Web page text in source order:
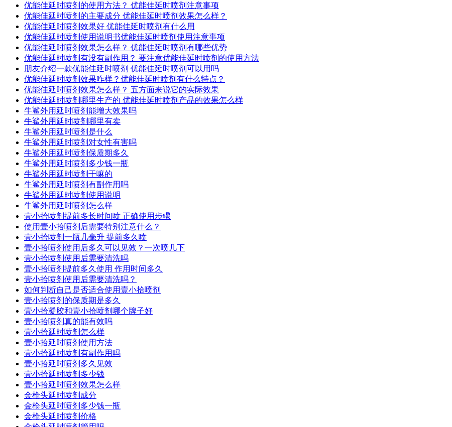
优能佳延时喷剂的使用方法？ 优能佳延时喷剂注意事项
优能佳延时喷剂的主要成分 优能佳延时喷剂效果怎么样？
优能佳延时喷剂效果好 优能佳延时喷剂有什么用
优能佳延时喷剂使用说明书优能佳延时喷剂使用注意事项
优能佳延时喷剂效果怎么样？ 优能佳延时喷剂有哪些优势
优能佳延时喷剂有没有副作用？ 要注意优能佳延时喷剂的使用方法
朋友介绍一款优能佳延时喷剂 优能佳延时喷剂可以用吗
优能佳延时喷剂效果咋样？优能佳延时喷剂有什么特点？
优能佳延时喷剂效果怎么样？ 五方面来说它的实际效果
优能佳延时喷剂哪里生产的 优能佳延时喷剂产品的效果怎么样
牛鲨外用延时喷剂能增大效果吗
牛鲨外用延时喷剂哪里有卖
牛鲨外用延时喷剂是什么
牛鲨外用延时喷剂对女性有害吗
牛鲨外用延时喷剂保质期多久
牛鲨外用延时喷剂多少钱一瓶
牛鲨外用延时喷剂干嘛的
牛鲨外用延时喷剂有副作用吗
牛鲨外用延时喷剂使用说明
牛鲨外用延时喷剂怎么样
壹小拾喷剂提前多长时间喷 正确使用步骤
使用壹小拾喷剂后需要特别注意什么？
壹小拾喷剂一瓶几毫升 提前多久喷
壹小拾喷剂使用后多久可以见效？一次喷几下
壹小拾喷剂使用后需要清洗吗
壹小拾喷剂提前多久使用 作用时间多久
壹小拾喷剂使用后需要清洗吗？
如何判断自己是否适合使用壹小拾喷剂
壹小拾喷剂的保质期是多久
壹小拾凝胶和壹小拾喷剂哪个牌子好
壹小拾喷剂真的能有效吗
壹小拾延时喷剂怎么样
壹小拾延时喷剂使用方法
壹小拾延时喷剂有副作用吗
壹小拾延时喷剂多久见效
壹小拾延时喷剂多少钱
壹小拾延时喷剂效果怎么样
金枪头延时喷剂成分
金枪头延时喷剂多少钱一瓶
金枪头延时喷剂价格